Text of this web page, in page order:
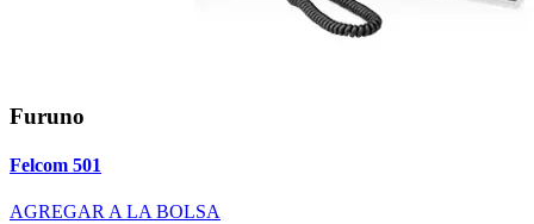
Furuno
Felcom 501
AGREGAR A LA BOLSA